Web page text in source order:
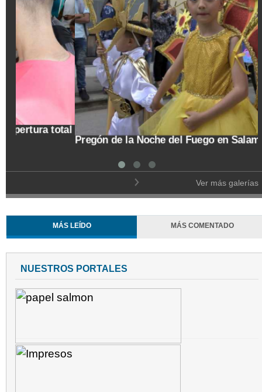
Trasladan a búho orejudo al Ecoparque Los
Ver más galerías
MÁS LEÍDO MÁS COMENTADO
NUESTROS PORTALES